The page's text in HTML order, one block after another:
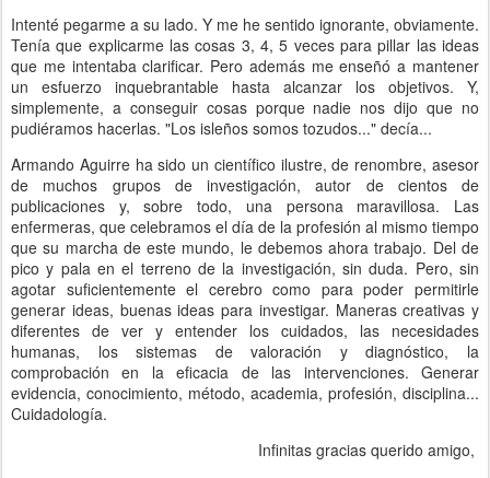
Intenté pegarme a su lado. Y me he sentido ignorante, obviamente.
Tenía que explicarme las cosas 3, 4, 5 veces para pillar las ideas
que me intentaba clarificar. Pero además me enseñó a mantener
un esfuerzo inquebrantable hasta alcanzar los objetivos. Y,
simplemente, a conseguir cosas porque nadie nos dijo que no
pudiéramos hacerlas. "Los isleños somos tozudos..." decía...
Armando Aguirre ha sido un científico ilustre, de renombre, asesor
de muchos grupos de investigación, autor de cientos de
publicaciones y, sobre todo, una persona maravillosa. Las
enfermeras, que celebramos el día de la profesión al mismo tiempo
que su marcha de este mundo, le debemos ahora trabajo. Del de
pico y pala en el terreno de la investigación, sin duda. Pero, sin
agotar suficientemente el cerebro como para poder permitirle
generar ideas, buenas ideas para investigar. Maneras creativas y
diferentes de ver y entender los cuidados, las necesidades
humanas, los sistemas de valoración y diagnóstico, la
comprobación en la eficacia de las intervenciones. Generar
evidencia, conocimiento, método, academia, profesión, disciplina...
Cuidadología.
Infinitas gracias querido amigo,